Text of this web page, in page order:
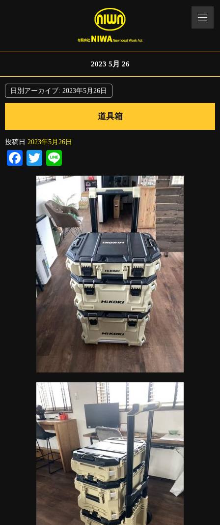
2023 5月 26
日別アーカイブ: 2023年5月26日
道具箱
投稿日 2023年5月26日
Facebook
Twitter